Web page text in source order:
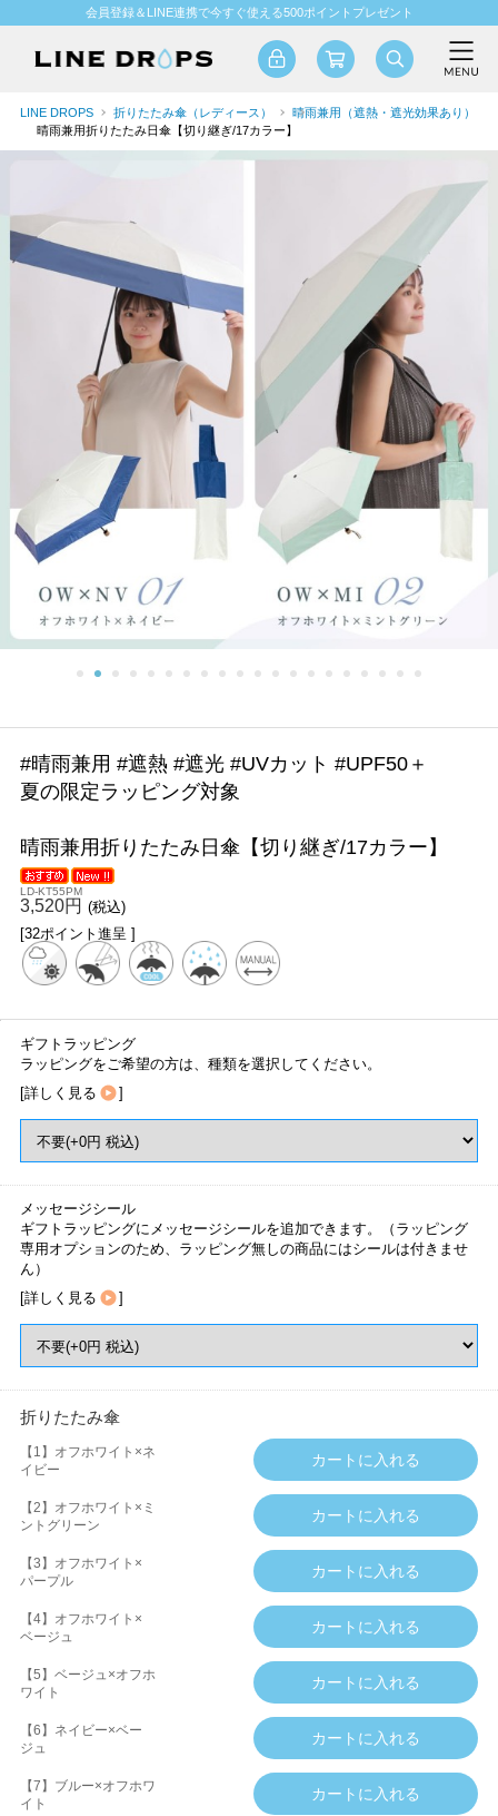
会員登録＆LINE連携で今すぐ使える500ポイントプレゼント
LINE DROPS 折りたたみ傘（レディース）
晴雨兼用（遮熱・遮光効果あり）
晴雨兼用折りたたみ日傘【切り継ぎ/17カラー】
#晴雨兼用 #遮熱 #遮光 #UVカット #UPF50＋
夏の限定ラッピング対象
晴雨兼用折りたたみ日傘【切り継ぎ/17カラー】
LD-KT55PM
3,520円 (税込)
[32ポイント進呈 ]
ギフトラッピング
ラッピングをご希望の方は、種類を選択してください。
[詳しく見る ]
メッセージシール
ギフトラッピングにメッセージシールを追加できます。（ラッピング
専用オプションのため、ラッピング無しの商品にはシールは付きませ
ん）
[詳しく見る ]
折りたたみ傘
【1】オフホワイト×ネ
イビー
【2】オフホワイト×ミ
ントグリーン
【3】オフホワイト×
パープル
【4】オフホワイト×
ベージュ
【5】ベージュ×オフホ
ワイト
【6】ネイビー×ベー
ジュ
【7】ブルー×オフホワ
イト